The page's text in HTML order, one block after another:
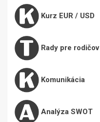
Kurz EUR / USD
Rady pre rodičov
Komunikácia
Analýza SWOT